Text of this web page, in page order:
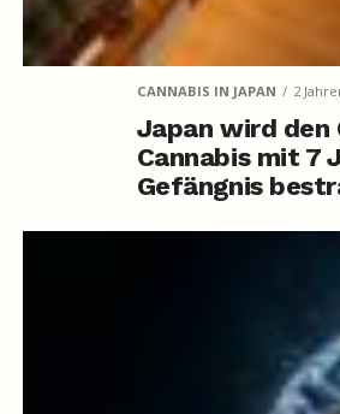
CANNABIS IN JAPAN 2
Japan wird den
Cannabis mit 7
Gefängnis